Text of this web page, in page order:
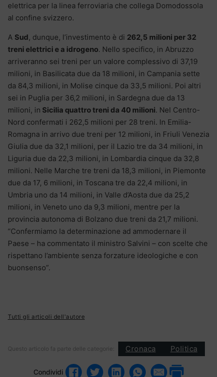
elettrica per la linea ferroviaria che collega Domodossola
al confine svizzero.
A Sud, dunque, l’investimento è di 262,5 milioni per 32
treni elettrici e a idrogeno. Nello specifico, in Abruzzo
arriveranno sei treni per un valore complessivo di 37,19
milioni, in Basilicata due da 18 milioni, in Campania sette
da 84,3 milioni, in Molise cinque da 33,5 milioni. Poi altri
sei in Puglia per 36,2 milioni, in Sardegna due da 13
milioni, in Sicilia quattro treni da 40 milioni. Nel Centro-
Nord confermati i 262,5 milioni per 28 treni. In Emilia-
Romagna in arrivo due treni per 12 milioni, in Friuli Venezia
Giulia due da 32,1 milioni, per il Lazio tre da 34 milioni, in
Liguria due da 22,3 milioni, in Lombardia cinque da 32,8
milioni. Nelle Marche tre treni da 18,3 milioni, in Piemonte
due da 17, 6 milioni, in Toscana tre da 22,4 milioni, in
Umbria uno da 14 milioni, in Valle d’Aosta due da 25,2
milioni, in Veneto uno da 9,3 milioni, mentre per la
provincia autonoma di Bolzano due treni da 21,7 milioni.
“Confermiamo la determinazione ad ammodernare il
Paese – ha commentato il ministro Salvini – con scelte che
rispettano l’ambiente senza forzature ideologiche e con
buonsenso”.
Tutti gli articoli dell'autore
Questo articolo fa parte delle categorie: Cronaca Politica
Condividi